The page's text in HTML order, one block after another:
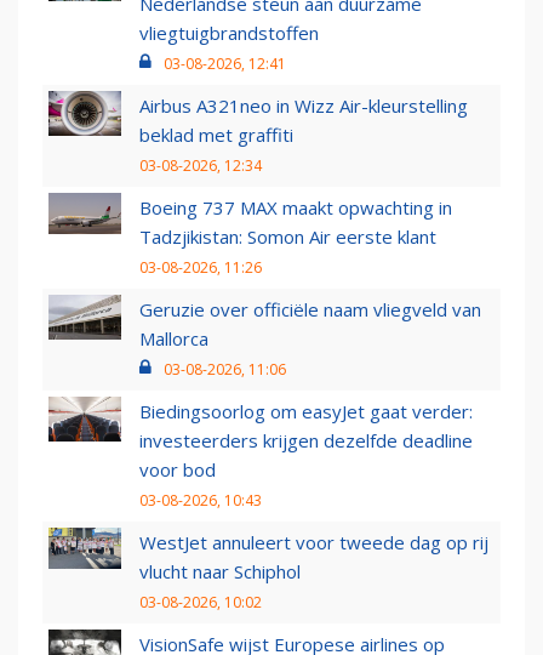
vliegtuigbrandstoffen
03-08-2026, 12:41
Airbus A321neo in Wizz Air-kleurstelling
beklad met graffiti
03-08-2026, 12:34
Boeing 737 MAX maakt opwachting in
Tadzjikistan: Somon Air eerste klant
03-08-2026, 11:26
Geruzie over officiële naam vliegveld van
Mallorca
03-08-2026, 11:06
Biedingsoorlog om easyJet gaat verder:
investeerders krijgen dezelfde deadline
voor bod
03-08-2026, 10:43
WestJet annuleert voor tweede dag op rij
vlucht naar Schiphol
03-08-2026, 10:02
VisionSafe wijst Europese airlines op